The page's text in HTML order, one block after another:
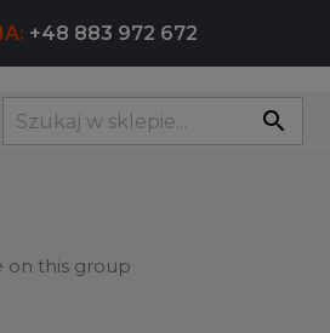
+48 883 972 672
search
on this group